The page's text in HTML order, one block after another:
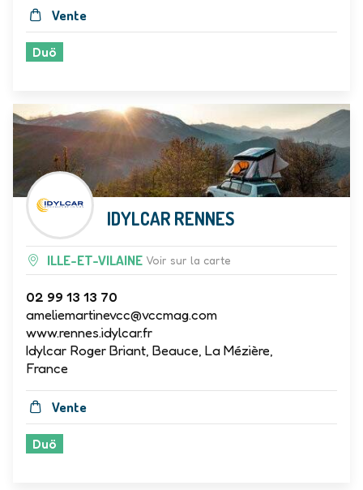
Vente
Duö
IDYLCAR RENNES
ILLE-ET-VILAINE Voir sur la carte
02 99 13 13 70
ameliemartinevcc@vccmag.com
www.rennes.idylcar.fr
Idylcar Roger Briant, Beauce, La Mézière,
Vente
Duö